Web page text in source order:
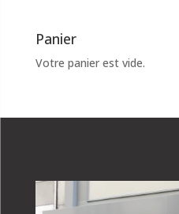
Panier
Votre panier est vide.